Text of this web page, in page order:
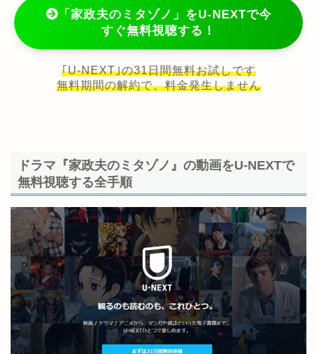
「家政夫のミタゾノ」をU-NEXTで今
すぐ無料視聴する！
｢U-NEXT｣の31日間無料お試しです
無料期間の解約で、料金発生しません
ドラマ『家政夫のミタゾノ』の動画をU-NEXTで
無料視聴する全手順